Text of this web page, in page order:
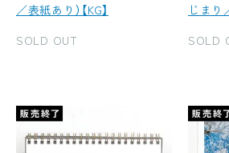
／表紙あり）【KG】
SOLD OUT
じまり
SOLD